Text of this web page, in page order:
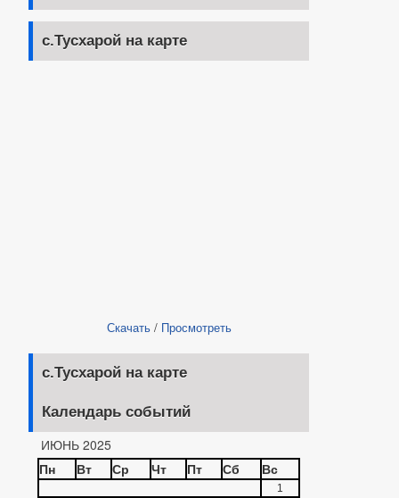
с.Тусхарой на карте
Скачать/ Просмотреть
с.Тусхарой на карте
Календарь событий
ИЮНЬ 2025
Пн
Вт Ср Чт Пт Сб Вс
1